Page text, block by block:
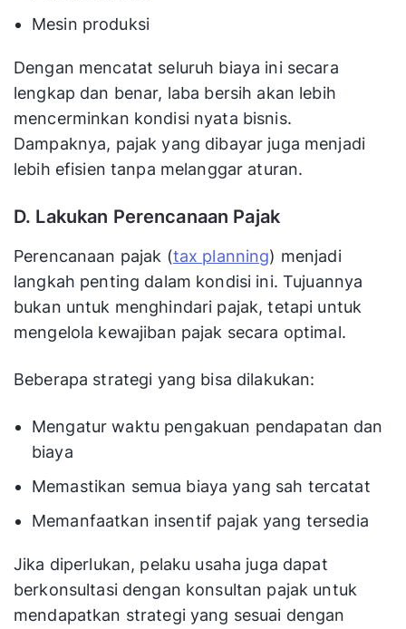
Mesin produksi
Dengan mencatat seluruh biaya ini secara
lengkap dan benar, laba bersih akan lebih
mencerminkan kondisi nyata bisnis.
Dampaknya, pajak yang dibayar juga menjadi
lebih efisien tanpa melanggar aturan.
D. Lakukan Perencanaan Pajak
Perencanaan pajak (tax planning) menjadi
langkah penting dalam kondisi ini. Tujuannya
bukan untuk menghindari pajak, tetapi untuk
mengelola kewajiban pajak secara optimal.
Beberapa strategi yang bisa dilakukan:
Mengatur waktu pengakuan pendapatan dan
biaya
Memastikan semua biaya yang sah tercatat
Memanfaatkan insentif pajak yang tersedia
Jika diperlukan, pelaku usaha juga dapat
berkonsultasi dengan konsultan pajak untuk
mendapatkan strategi yang sesuai dengan